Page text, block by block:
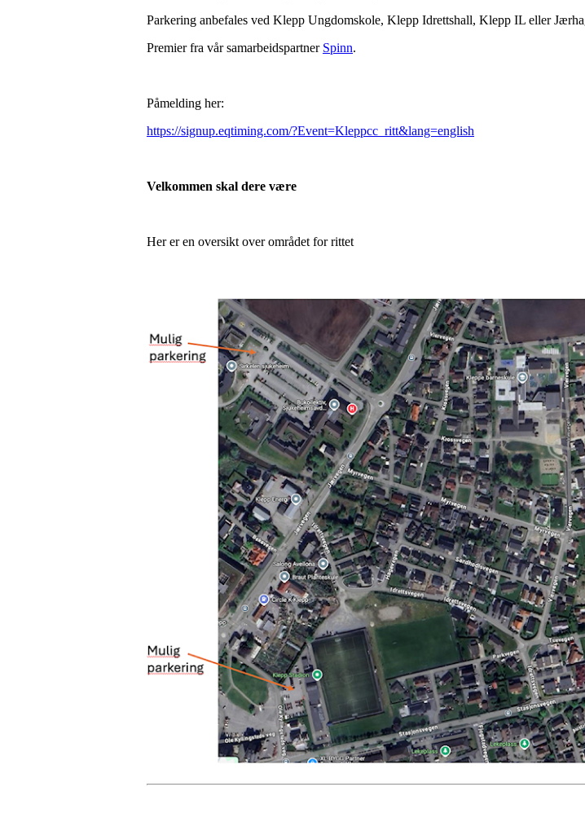
Parkering anbefales ved Klepp Ungdomskole, Klepp Idrettshall, Klepp IL eller
Premier fra vår samarbeidspartner Spinn.
Påmelding her:
https://signup.eqtiming.com/?Event=Kleppcc_ritt&lang=english
Velkommen skal dere være
Her er en oversikt over området for rittet